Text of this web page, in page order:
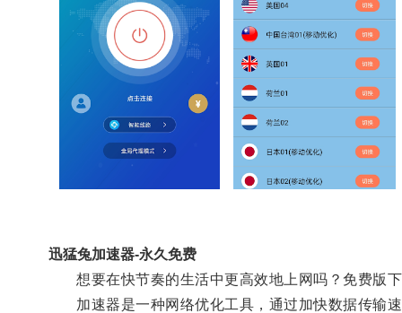
迅猛兔加速器-永久免费
想要在快节奏的生活中更高效地上网吗？免费版下
加速器是一种网络优化工具，通过加快数据传输速